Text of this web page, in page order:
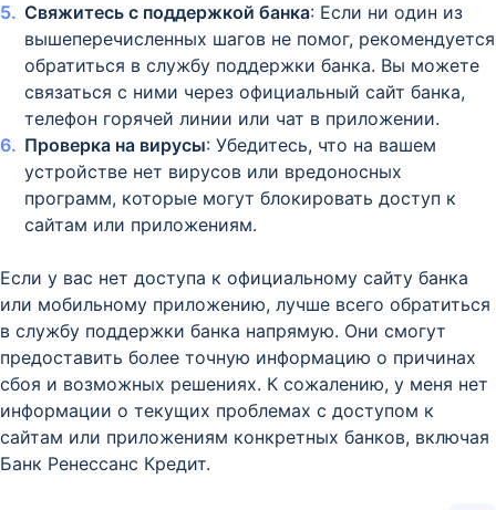
Свяжитесь с поддержкой банка: Если ни один из
вышеперечисленных шагов не помог, рекомендуется
обратиться в службу поддержки банка. Вы можете
связаться с ними через официальный сайт банка,
телефон горячей линии или чат в приложении.
Проверка на вирусы: Убедитесь, что на вашем
устройстве нет вирусов или вредоносных
программ, которые могут блокировать доступ к
сайтам или приложениям.
Если у вас нет доступа к официальному сайту банка
или мобильному приложению, лучше всего обратиться
в службу поддержки банка напрямую. Они смогут
предоставить более точную информацию о причинах
сбоя и возможных решениях. К сожалению, у меня нет
информации о текущих проблемах с доступом к
сайтам или приложениям конкретных банков, включая
Банк Ренессанс Кредит.